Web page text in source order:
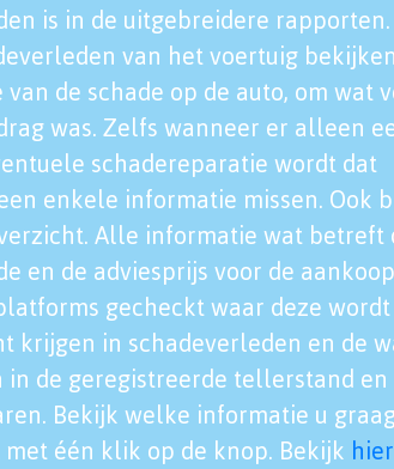
is in de uitgebreidere rapporten.
van het voertuig
de schade op de auto, om wat
was. Zelfs wanneer er alleen
schadereparatie wordt dat
enkele informatie missen. Ook
Alle informatie wat betreft
en de adviesprijs voor de
gecheckt waar deze wordt
krijgen in schadeverleden en de
de geregistreerde tellerstand en
Bekijk welke informatie u
één klik op de knop. Bekijk hier